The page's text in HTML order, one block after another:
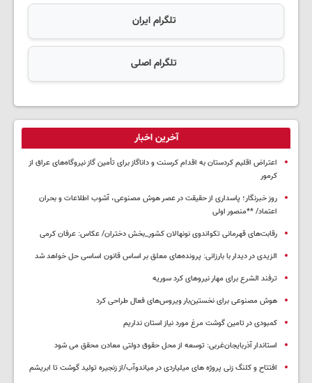
تلگرام ایران
تلگرام اصلی
آخرین اخبار
اعتراض اقلیم کردستان به اقدام کرسنت و داناگاز برای تأمین گاز نیروگاه‌های عراق از
کرمور
روز خبرنگار؛ پاسداری از حقیقت در عصر هوش مصنوعی، آشوب اطلاعات و بحران
اعتماد/ **منصور اولی
رقابت‌های قهرمانی تکواندوی نونهالان کشور_بخش دختران/ عکاس: عرفان کرمی
الزیدی در دیدار با بارزانی: پرونده‌های معلق بر اساس قانون اساسی حل خواهد شد
ترفند الشرع برای مهار نیروهای کرد سوریه
هوش مصنوعی برای نخستین‌بار ویروس‌های فعال طراحی کرد
کمبودی در تامین گوشت مرغ مورد نیاز استان نداریم
استاندار آذربایجان‌غربی: توسعه از محل حقوق دولتی معادن محقق می شود
افتتاح و کلنگ زنی پروژه های میلیاردی در میاندوآب/از زنجیره تولید گوشت تا ابریشم